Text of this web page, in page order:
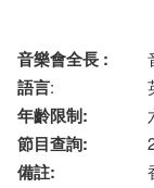
音樂會全長 :
語言:
年齡限制:
節目查詢:
備註: